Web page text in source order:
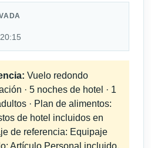
Vuelo redondo
· 5 noches de hotel · 1
· Plan de alimentos:
de hotel incluidos en
de referencia: Equipaje